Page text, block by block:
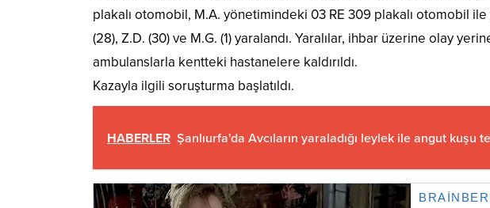
plakalı otomobil, M.A. yönetimindeki 03 RE 309 plakalı otomobil ile
(28), Z.D. (30) ve M.G. (1) yaralandı. Yaralılar, ihbar üzerine olay
ambulanslarla kentteki hastanelere kaldırıldı.
Kazayla ilgili soruşturma başlatıldı.
HABERLER Şanlıurfa'da Avcıların yaraladığı leylek ile angut kuşu